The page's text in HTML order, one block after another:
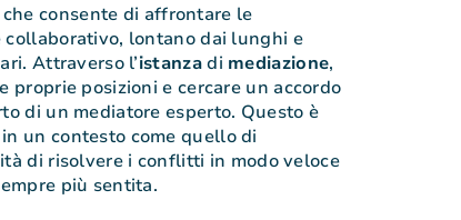
consente di affrontare le
lontano dai lunghi e
Attraverso l’istanzadi mediazione,
proprie posizioni e cercare un accordo
di un mediatore esperto. Questo è
un contesto come quello di
di risolvere i conflitti in modo veloce
più sentita.